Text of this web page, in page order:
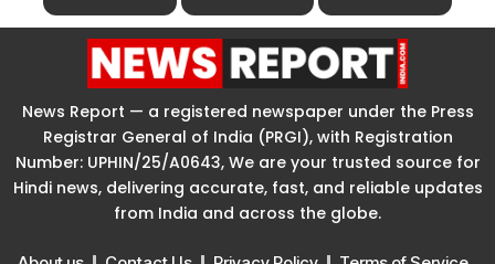
News Report — a registered newspaper under the Press
Registrar General of India (PRGI), with Registration
Number: UPHIN/25/A0643, We are your trusted source for
Hindi news, delivering accurate, fast, and reliable updates
from India and across the globe.